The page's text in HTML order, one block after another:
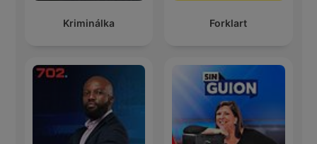
Kriminálka Forklart